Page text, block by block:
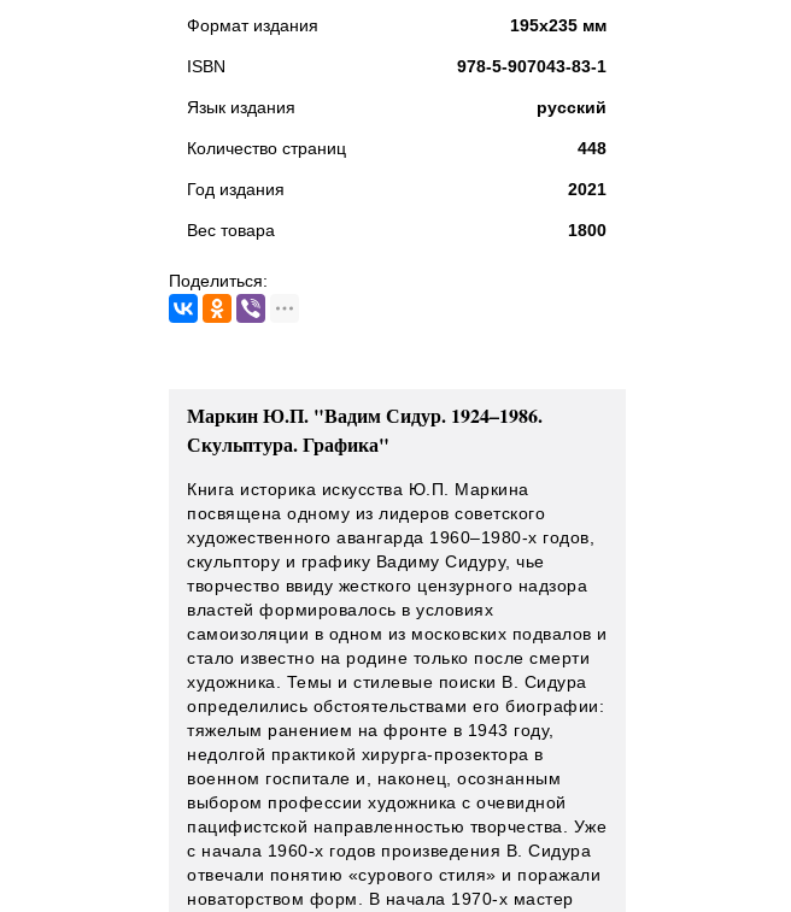
Формат издания 195х235 мм
ISBN 978-5-907043-83-1
Язык издания русский
Количество страниц 448
Год издания 2021
Вес товара 1800
Поделиться:
Маркин Ю.П. "Вадим Сидур. 1924–1986.
Скульптура. Графика"
Книга историка искусства Ю.П. Маркина
посвящена одному из лидеров советского
художественного авангарда 1960–1980-х годов,
скульптору и графику Вадиму Сидуру, чье
творчество ввиду жесткого цензурного надзора
властей формировалось в условиях
самоизоляции в одном из московских подвалов и
стало известно на родине только после смерти
художника. Темы и стилевые поиски В. Сидура
определились обстоятельствами его биографии:
тяжелым ранением на фронте в 1943 году,
недолгой практикой хирурга-прозектора в
военном госпитале и, наконец, осознанным
выбором профессии художника с очевидной
пацифистской направленностью творчества. Уже
с начала 1960-х годов произведения В. Сидура
отвечали понятию «сурового стиля» и поражали
новаторством форм. В начала 1970-х мастер